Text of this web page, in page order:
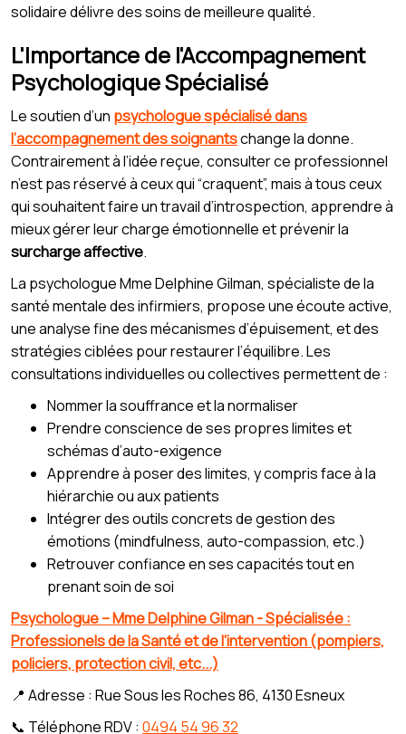
solidaire délivre des soins de meilleure qualité.
L'Importance de l'Accompagnement
Psychologique Spécialisé
Le soutien d’un psychologue spécialisé dans
l’accompagnement des soignantschange la donne.
Contrairement à l’idée reçue, consulter ce professionnel
n’est pas réservé à ceux qui “craquent”, mais à tous ceux
qui souhaitent faire un travail d’introspection, apprendre à
mieux gérer leur charge émotionnelle et prévenir la
surcharge affective.
La psychologue Mme Delphine Gilman, spécialiste de la
santé mentale des infirmiers, propose une écoute active,
une analyse fine des mécanismes d’épuisement, et des
stratégies ciblées pour restaurer l’équilibre. Les
consultations individuelles ou collectives permettent de :
Nommer la souffrance et la normaliser
Prendre conscience de ses propres limites et
schémas d’auto-exigence
Apprendre à poser des limites, y compris face à la
hiérarchie ou aux patients
Intégrer des outils concrets de gestion des
émotions (mindfulness, auto-compassion, etc.)
Retrouver confiance en ses capacités tout en
prenant soin de soi
Psychologue – Mme Delphine Gilman - Spécialisée :
Professionels de la Santé et de l'intervention (pompiers,
policiers, protection civil, etc...)
📍 Adresse : Rue Sous les Roches 86, 4130 Esneux
📞 Téléphone RDV : 0494 54 96 32